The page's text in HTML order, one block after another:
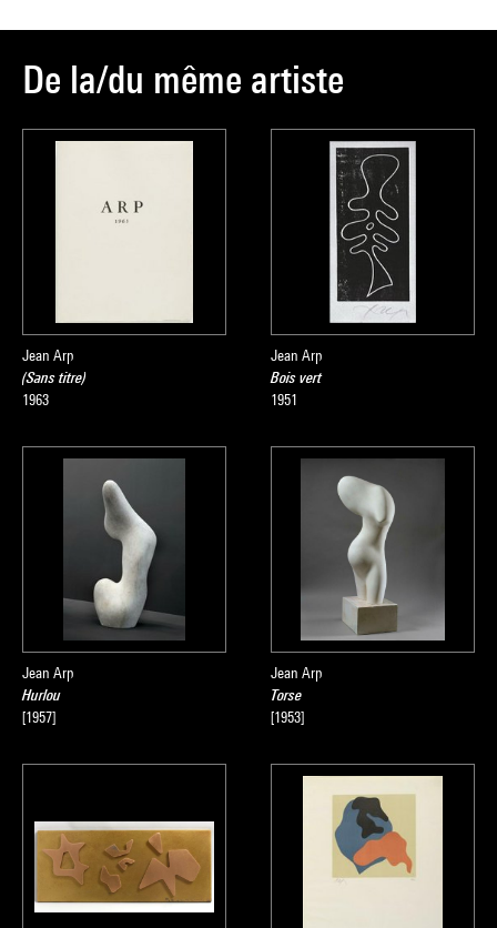
De la/du même artiste
Jean Arp
(Sans titre)
1963
Jean Arp
Bois vert
1951
Jean Arp
Hurlou
[1957]
Jean Arp
Torse
[1953]